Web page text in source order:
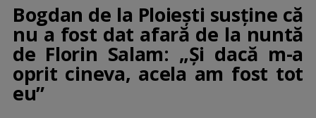
Bogdan de la Ploiești susține că
nu a fost dat afară de la nuntă
de Florin Salam: „Și dacă m-a
oprit cineva, acela am fost tot
eu”